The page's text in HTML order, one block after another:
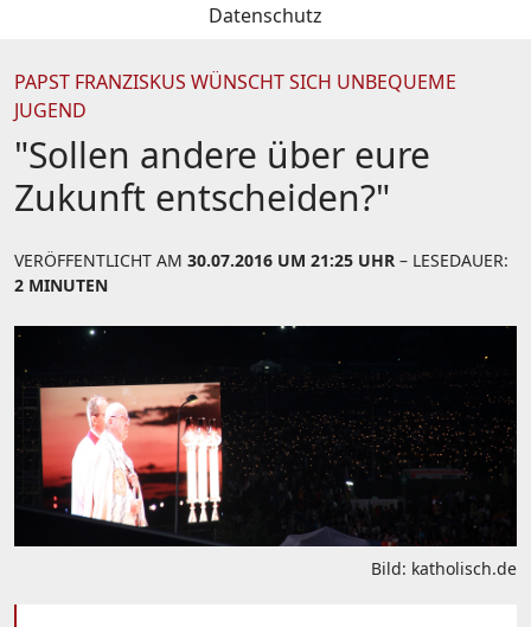
Datenschutz
PAPST FRANZISKUS WÜNSCHT SICH UNBEQUEME
JUGEND
"Sollen andere über eure
Zukunft entscheiden?"
VERÖFFENTLICHT AM 30.07.2016 UM 21:25 UHR – LESEDAUER:
2 MINUTEN
Bild: katholisch.de